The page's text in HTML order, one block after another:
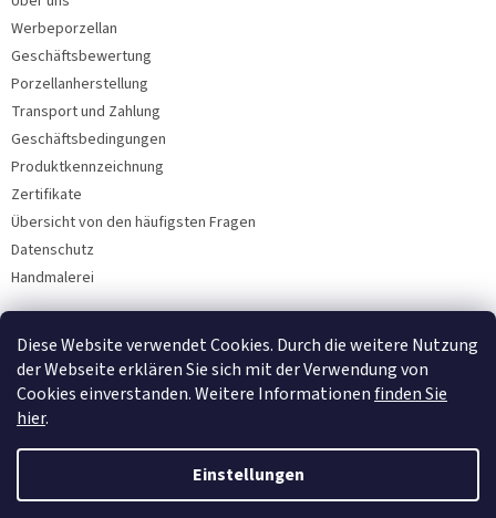
Diese Website verwendet Cookies. Durch die weitere Nutzung
der Webseite erklären Sie sich mit der Verwendung von
Cookies einverstanden. Weitere Informationenfinden Sie
hier.
Einstellungen
Werbeporzellan
Geschäftsbewertung
Porzellanherstellung
Transport und Zahlung
Geschäftsbedingungen
Produktkennzeichnung
Zertifikate
Übersicht von den häufigsten Fragen
Datenschutz
Handmalerei
Facebook